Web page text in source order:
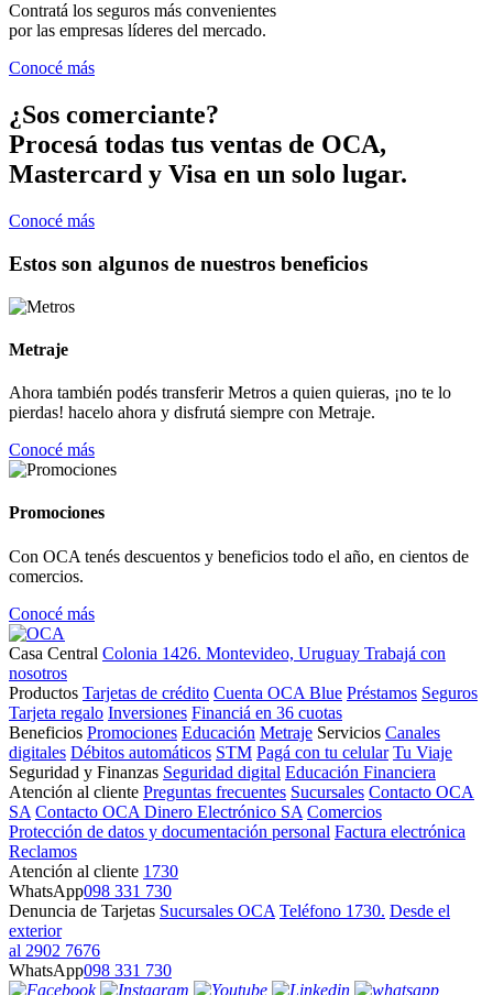
Contratá los seguros más convenientes
por las empresas líderes del mercado.
Conocé más
¿Sos comerciante?
Procesá todas tus ventas de OCA,
Mastercard y Visa en un solo lugar.
Conocé más
Estos son algunos de nuestros beneficios
Metraje
Ahora también podés transferir Metros a quien quieras, ¡no te lo
pierdas! hacelo ahora y disfrutá siempre con Metraje.
Conocé más
Promociones
Con OCA tenés descuentos y beneficios todo el año, en cientos de
comercios.
Conocé más
Casa Central Colonia 1426. Montevideo, Uruguay Trabajá con
nosotros
Productos Tarjetas de crédito Cuenta OCA Blue Préstamos Seguros
Tarjeta regalo Inversiones Financiá en 36 cuotas
Beneficios Promociones Educación Metraje Servicios Canales
digitales Débitos automáticos STM Pagá con tu celular Tu Viaje
Seguridad y Finanzas Seguridad digital Educación Financiera
Atención al cliente Preguntas frecuentes Sucursales Contacto OCA
SA Contacto OCA Dinero Electrónico SA Comercios
Protección de datos y documentación personal Factura electrónica
Reclamos
Atención al cliente 1730
WhatsApp098 331 730
Denuncia de Tarjetas Sucursales OCA Teléfono 1730. Desde el
exterior
al 2902 7676
WhatsApp098 331 730